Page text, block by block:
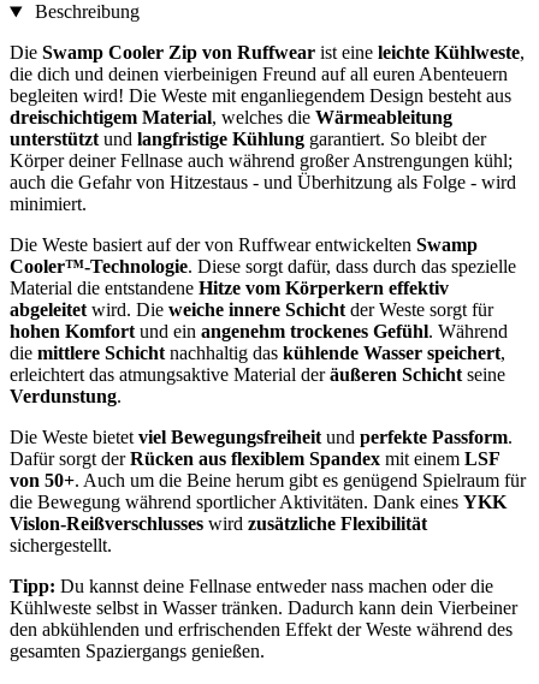
Beschreibung
Die Swamp Cooler Zip von Ruffwear ist eine leichte Kühlweste,
die dich und deinen vierbeinigen Freund auf all euren Abenteuern
begleiten wird! Die Weste mit enganliegendem Design besteht aus
dreischichtigem Material, welches die Wärmeableitung
unterstützt und langfristige Kühlung garantiert. So bleibt der
Körper deiner Fellnase auch während großer Anstrengungen kühl;
auch die Gefahr von Hitzestaus - und Überhitzung als Folge - wird
minimiert.
Die Weste basiert auf der von Ruffwear entwickelten Swamp
Cooler™-Technologie. Diese sorgt dafür, dass durch das spezielle
Material die entstandene Hitze vom Körperkern effektiv
abgeleitet wird. Die weiche innere Schicht der Weste sorgt für
hohen Komfort und ein angenehm trockenes Gefühl. Während
die mittlere Schicht nachhaltig das kühlende Wasser speichert,
erleichtert das atmungsaktive Material deräußeren Schicht seine
Verdunstung.
Die Weste bietet viel Bewegungsfreiheit und perfekte Passform.
Dafür sorgt derRücken aus flexiblem Spandex mit einem LSF
von 50+. Auch um die Beine herum gibt es genügend Spielraum für
die Bewegung während sportlicher Aktivitäten. Dank eines YKK
Vislon-Reißverschlusses wird zusätzliche Flexibilität
sichergestellt.
Tipp: Du kannst deine Fellnase entweder nass machen oder die
Kühlweste selbst in Wasser tränken. Dadurch kann dein Vierbeiner
den abkühlenden und erfrischenden Effekt der Weste während des
gesamten Spaziergangs genießen.